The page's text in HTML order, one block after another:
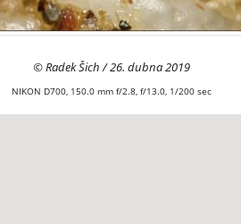
© Radek Šich / 26. dubna 2019
NIKON D700, 150.0 mm f/2.8, f/13.0, 1/200 sec